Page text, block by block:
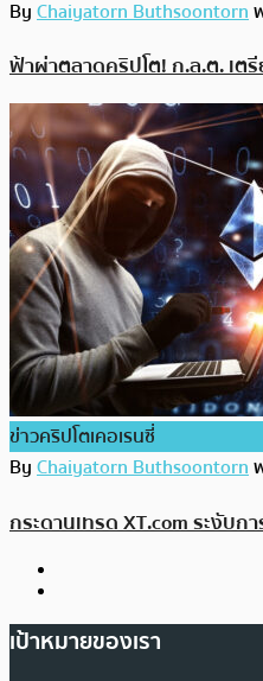
ByChaiyatorn Buthsoontorn
ฟ้าผ่าตลาดคริปโต! ก.ล.ต. เ
ข่าวคริปโตเคอเรนซี่
ByChaiyatorn Buthsoontorn
กระดานเทรด XT.com ระงับ
เป้าหมายของเรา